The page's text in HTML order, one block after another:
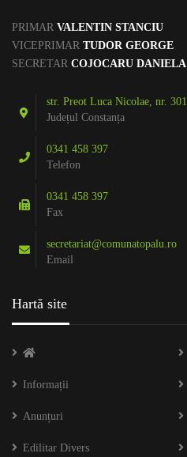
PRIMAR VALENTIN STANCIU
VICEPRIMAR TUDOR GEORGE
SECRETAR COJOCARU DANIELA
str. Preot Luca Nicolae, nr. 301
Județul Constanța
0341 458 397
Telefon
0341 458 397
Fax
secretariat@comunatopalu.ro
Email
Hartă site
Informații
Anunțuri
Edilitar Divers